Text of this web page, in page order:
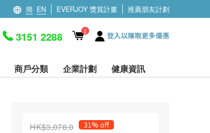
簡 EN EVERJOY 獎賞計畫 推薦朋友計劃
3151 2288 1 登入以賺取更多優惠
商戶分類 企業計劃 健康資訊
HK$3,078.0 31% off